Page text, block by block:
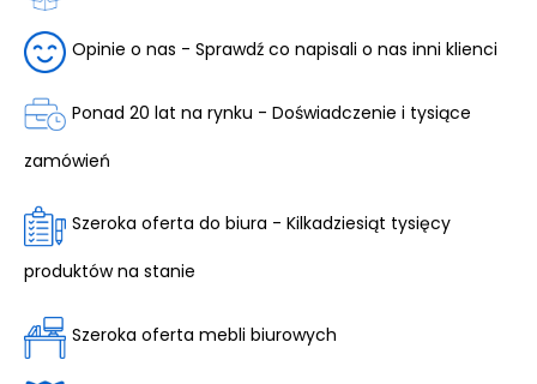
Opinie o nas - Sprawdź co napisali o nas inni klienci
Ponad 20 lat na rynku - Doświadczenie i tysiące
zamówień
Szeroka oferta do biura - Kilkadziesiąt tysięcy
produktów na stanie
Szeroka oferta mebli biurowych